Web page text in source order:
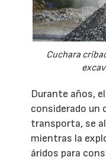
Cuchara
Durante años,
considerado un
transporta, se
mientras la
áridos para